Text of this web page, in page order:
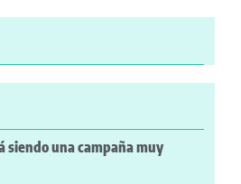
siendo una campaña muy